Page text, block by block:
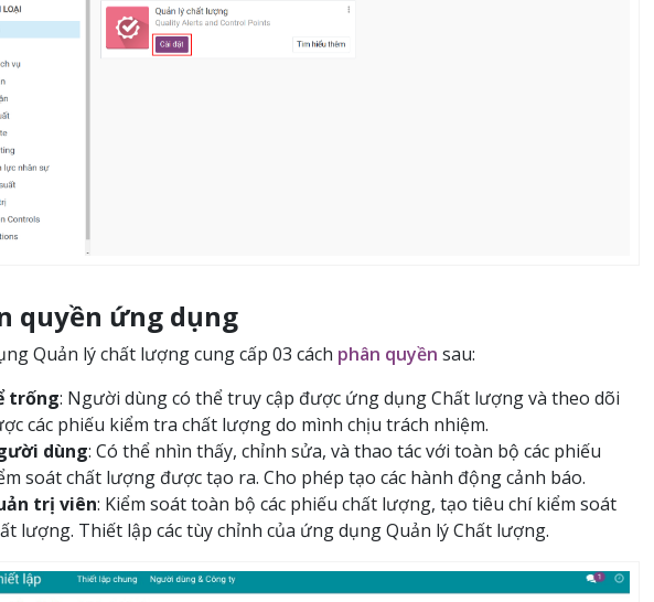
quyền ứng dụng
Quản lý chất lượng cung cấp 03 cách phân quyền sau:
trống: Người dùng có thể truy cập được ứng dụng Chất lượng và theo dõi
các phiếu kiểm tra chất lượng do mình chịu trách nhiệm.
dùng: Có thể nhìn thấy, chỉnh sửa, và thao tác với toàn bộ các phiếu
soát chất lượng được tạo ra. Cho phép tạo các hành động cảnh báo.
trị viên: Kiểm soát toàn bộ các phiếu chất lượng, tạo tiêu chí kiểm soát
lượng. Thiết lập các tùy chỉnh của ứng dụng Quản lý Chất lượng.